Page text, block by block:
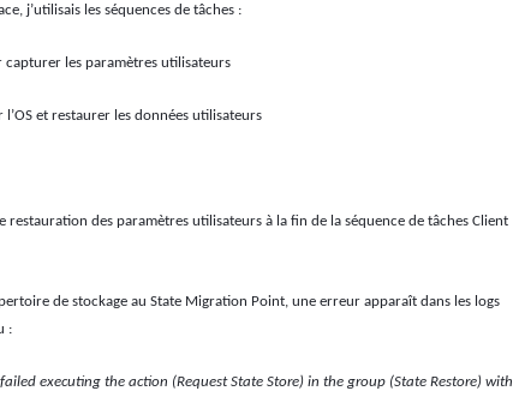
j’utilisais les séquences de tâches :
capturer les paramètres utilisateurs
et restaurer les données utilisateurs
restauration des paramètres utilisateurs à la fin de la séquence de tâches Client
de stockage au State Migration Point, une erreur apparaît dans les logs
:
executing the action (Request State Store) in the group (State Restore) with